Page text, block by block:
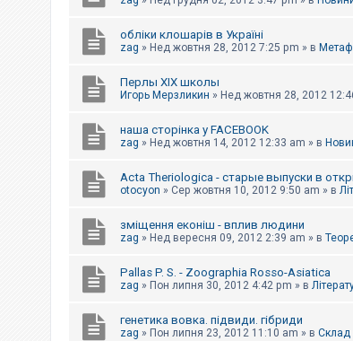
обліки клошарів в Україні
zag » Нед жовтня 28, 2012 7:25 pm » в
Перлы ХІХ школы
Игорь Мерзликин » Нед жовтня 28, 2012
наша сторінка у FACEBOOK
zag » Нед жовтня 14, 2012 12:33 am » в
Acta Theriologica - старые выпуски в
otocyon » Сер жовтня 10, 2012 9:50 am » в
зміщення еконіш - вплив людини
zag » Нед вересня 09, 2012 2:39 am » в
Pallas P. S. - Zoographia Rosso-Asiatica
zag » Пон липня 30, 2012 4:42 pm » в
генетика вовка. підвиди. гібриди
zag » Пон липня 23, 2012 11:10 am » в Склад